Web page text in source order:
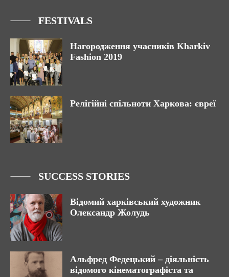
FESTIVALS
Нагородження учасників Kharkiv
Fashion 2019
Релігійні спільноти Харкова: євреї
SUCCESS STORIES
Відомий харківський художник
Олександр Жолудь
Альфред Федецький – діяльність
відомого кінематографіста та